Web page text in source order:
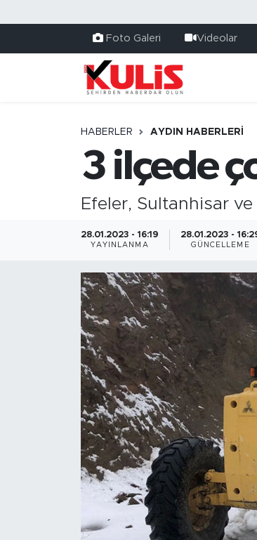
Foto Galeri Videolar
HABERLER AYDIN HABERLERI
3 ilçede
Efeler, Sultanhisar
28.01.2023 - 16:19
YAYINLANMA
28.01.2023 -
GÜNCELLEME